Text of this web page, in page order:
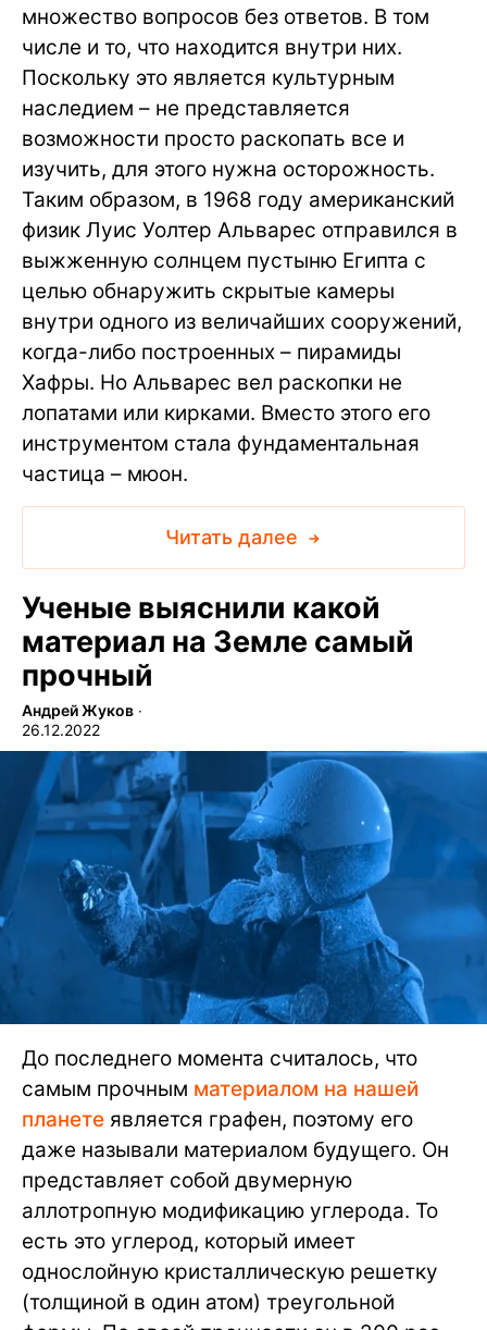
множество вопросов без ответов. В том
числе и то, что находится внутри них.
Поскольку это является культурным
наследием – не представляется
возможности просто раскопать все и
изучить, для этого нужна осторожность.
Таким образом, в 1968 году американский
физик Луис Уолтер Альварес отправился в
выжженную солнцем пустыню Египта с
целью обнаружить скрытые камеры
внутри одного из величайших сооружений,
когда-либо построенных – пирамиды
Хафры. Но Альварес вел раскопки не
лопатами или кирками. Вместо этого его
инструментом стала фундаментальная
частица – мюон.
Читать далее
Ученые выяснили какой
материал на Земле самый
прочный
Андрей Жуков ∙
26.12.2022
До последнего момента считалось, что
самым прочным материалом на нашей
планете является графен, поэтому его
даже называли материалом будущего. Он
представляет собой двумерную
аллотропную модификацию углерода. То
есть это углерод, который имеет
однослойную кристаллическую решетку
(толщиной в один атом) треугольной